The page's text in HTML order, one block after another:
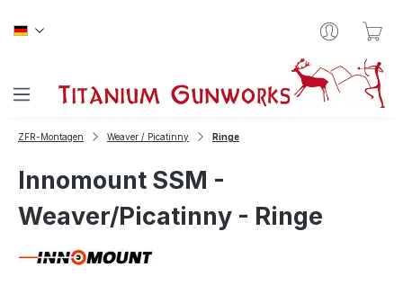
ZFR-Montagen Weaver / Picatinny Ringe
Innomount SSM -
Weaver/Picatinny - Ringe